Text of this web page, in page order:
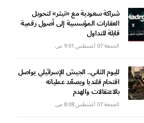
شراكة سعودية مع «تيثر» لتحويل
العقارات المؤسسية إلى أصول رقمية
قابلة للتداول
الجمعة 07 أغسطس 9:01 ص
لليوم الثاني.. الجيش الإسرائيلي يواصل
اقتحام قلنديا ويصعّد عملياته
بالاعتقالات والهدم
الجمعة 07 أغسطس 8:08 ص